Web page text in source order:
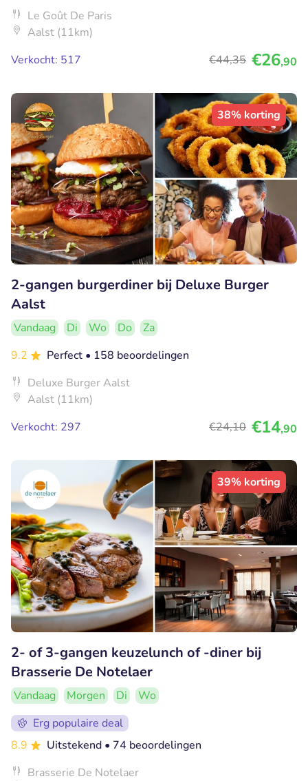
Le Goût De Paris
Aalst (11km)
Verkocht: 517
€44,35 €26,90
38% korting
2-gangen burgerdiner bij Deluxe Burger
Aalst
Vandaag Di Wo Do
Za
9.2
Perfect • 158 beoordelingen
Deluxe Burger Aalst
Aalst (11km)
Verkocht: 297
€24,10 €14,90
39% korting
2- of 3-gangen keuzelunch of -diner bij
Brasserie De Notelaer
Vandaag Morgen Di
Wo
Erg populaire deal
8.9
Uitstekend • 74 beoordelingen
Brasserie De Notelaer